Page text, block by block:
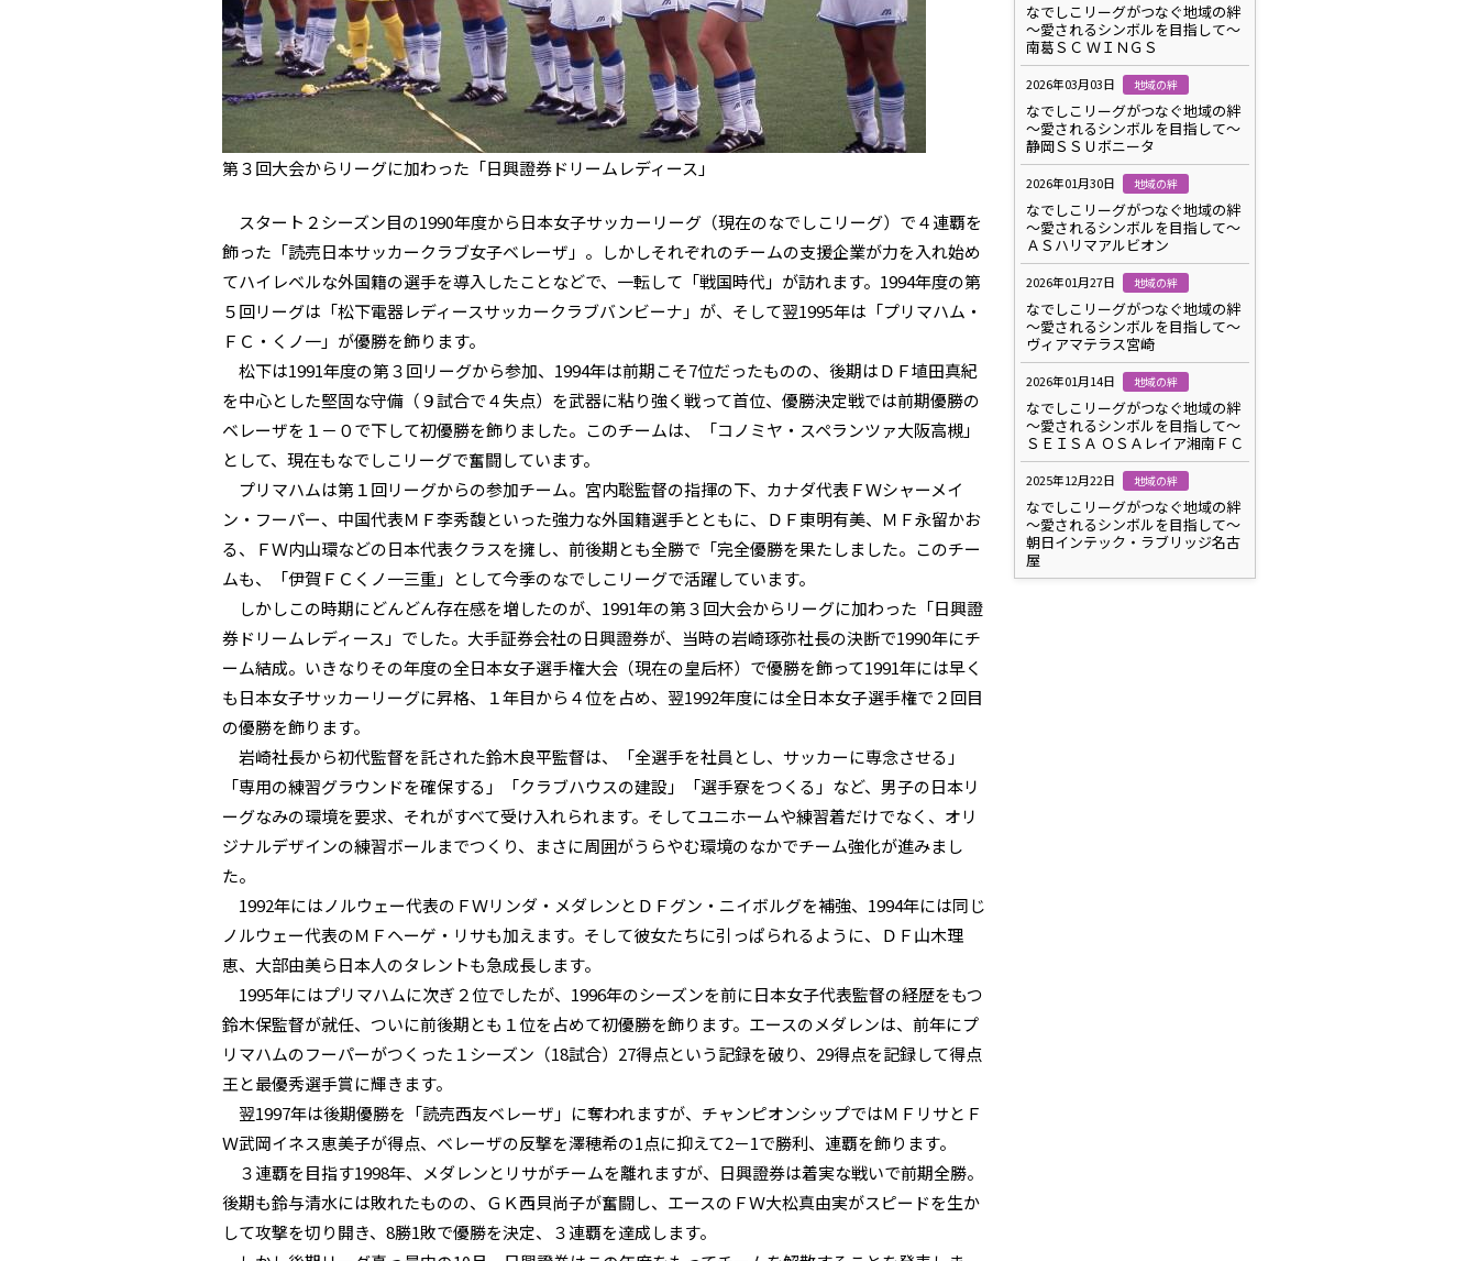
第３回大会からリーグに加わった「日興證券ドリームレディース」
スタート２シーズン目の1990年度から日本女子サッカーリーグ（現在のなでしこリーグ）で４連覇を
飾った「読売日本サッカークラブ女子ベレーザ」。しかしそれぞれのチームの支援企業が力を入れ始め
てハイレベルな外国籍の選手を導入したことなどで、一転して「戦国時代」が訪れます。1994年度の第
５回リーグは「松下電器レディースサッカークラブバンビーナ」が、そして翌1995年は「プリマハム・
ＦＣ・くノ一」が優勝を飾ります。
松下は1991年度の第３回リーグから参加、1994年は前期こそ7位だったものの、後期はＤＦ埴田真紀
を中心とした堅固な守備（９試合で４失点）を武器に粘り強く戦って首位、優勝決定戦では前期優勝の
ベレーザを１－０で下して初優勝を飾りました。このチームは、「コノミヤ・スペランツァ大阪高槻」
として、現在もなでしこリーグで奮闘しています。
プリマハムは第１回リーグからの参加チーム。宮内聡監督の指揮の下、カナダ代表ＦＷシャーメイ
ン・フーパー、中国代表ＭＦ李秀馥といった強力な外国籍選手とともに、ＤＦ東明有美、ＭＦ永留かお
る、ＦＷ内山環などの日本代表クラスを擁し、前後期とも全勝で「完全優勝を果たしました。このチー
ムも、「伊賀ＦＣくノ一三重」として今季のなでしこリーグで活躍しています。
しかしこの時期にどんどん存在感を増したのが、1991年の第３回大会からリーグに加わった「日興證
券ドリームレディース」でした。大手証券会社の日興證券が、当時の岩崎琢弥社長の決断で1990年にチ
ーム結成。いきなりその年度の全日本女子選手権大会（現在の皇后杯）で優勝を飾って1991年には早く
も日本女子サッカーリーグに昇格、１年目から４位を占め、翌1992年度には全日本女子選手権で２回目
の優勝を飾ります。
岩崎社長から初代監督を託された鈴木良平監督は、「全選手を社員とし、サッカーに専念させる」
「専用の練習グラウンドを確保する」「クラブハウスの建設」「選手寮をつくる」など、男子の日本リ
ーグなみの環境を要求、それがすべて受け入れられます。そしてユニホームや練習着だけでなく、オリ
ジナルデザインの練習ボールまでつくり、まさに周囲がうらやむ環境のなかでチーム強化が進みまし
た。
1992年にはノルウェー代表のＦＷリンダ・メダレンとＤＦグン・ニイボルグを補強、1994年には同じ
ノルウェー代表のＭＦヘーゲ・リサも加えます。そして彼女たちに引っぱられるように、ＤＦ山木理
恵、大部由美ら日本人のタレントも急成長します。
1995年にはプリマハムに次ぎ２位でしたが、1996年のシーズンを前に日本女子代表監督の経歴をもつ
鈴木保監督が就任、ついに前後期とも１位を占めて初優勝を飾ります。エースのメダレンは、前年にプ
リマハムのフーパーがつくった１シーズン（18試合）27得点という記録を破り、29得点を記録して得点
王と最優秀選手賞に輝きます。
翌1997年は後期優勝を「読売西友ベレーザ」に奪われますが、チャンピオンシップではＭＦリサとＦ
Ｗ武岡イネス恵美子が得点、ベレーザの反撃を澤穂希の1点に抑えて2－1で勝利、連覇を飾ります。
３連覇を目指す1998年、メダレンとリサがチームを離れますが、日興證券は着実な戦いで前期全勝。
後期も鈴与清水には敗れたものの、ＧＫ西貝尚子が奮闘し、エースのＦＷ大松真由実がスピードを生か
して攻撃を切り開き、8勝1敗で優勝を決定、３連覇を達成します。
なでしこリーグがつなぐ地域の絆
～愛されるシンボルを目指して～
南葛ＳＣ ＷＩＮＧＳ
2026年03月03日 地域の絆
なでしこリーグがつなぐ地域の絆
～愛されるシンボルを目指して～
静岡ＳＳＵボニータ
2026年01月30日 地域の絆
なでしこリーグがつなぐ地域の絆
～愛されるシンボルを目指して～
ＡＳハリマアルビオン
2026年01月27日 地域の絆
なでしこリーグがつなぐ地域の絆
～愛されるシンボルを目指して～
ヴィアマテラス宮崎
2026年01月14日 地域の絆
なでしこリーグがつなぐ地域の絆
～愛されるシンボルを目指して～
ＳＥＩＳＡ ＯＳＡレイア湘南ＦＣ
2025年12月22日 地域の絆
なでしこリーグがつなぐ地域の絆
～愛されるシンボルを目指して～
朝日インテック・ラブリッジ名古
屋